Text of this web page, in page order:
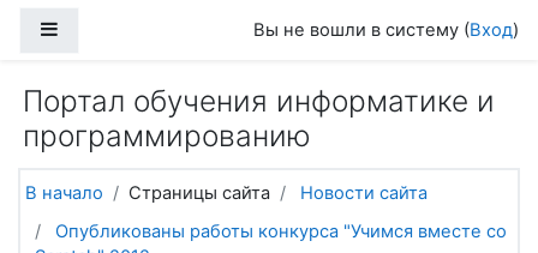
Вы не вошли в систему (Вход)
Портал обучения информатике и
программированию
В начало Страницы сайта
Новости сайта
Опубликованы работы конкурса "Учимся вместе со